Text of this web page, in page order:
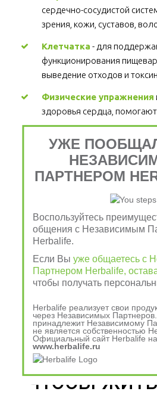
сердечно-сосудистой
зрения, кожи, суставов,
Клетчатка - для
функционирования
выведение отходов и
Физические упражнения
здоровья сердца,
веса и стресса
Чтобы узнать
продукции
Nutrition,
тел. 8-903-
909-700-
чтобы
УЖЕ
ПАРТНЕРОМ
Воспользуйтесь
общения с Независимым
Herbalife.
Если Выуже общаетесь с
Партнером Herbalife,
чтобы получать
Herbalife реализует свои
через Независимых
принадлежит Независимому
не является собственностью
Официальный сайт Herbalife
www.herbalife.ru